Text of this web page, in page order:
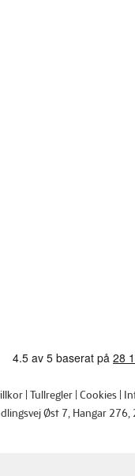
Tullregler Cookies
Øst 7, Hangar